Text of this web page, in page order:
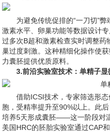
为避免传统促排的“一刀切”
激素水平、卵巢功能等数据设计
过多次B超和激素检查实时调整
巢过度刺激。这种精细化操作使
力囊胚提供优质原料。
3.前沿实验室技术：单精子
借助ICSI技术，专家筛选形
胞，受精率提升至90%以上。此
培养5天形成囊胚——这一阶段对
美国HRC的胚胎实验室通过CAP